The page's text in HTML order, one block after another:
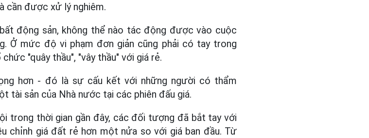
cần được xử lý nghiêm.
động sản, không thể nào tác động được vào cuộc
Ở mức độ vi phạm đơn giản cũng phải có tay trong
"quây thầu", "vây thầu" với giá rẻ.
hơn - đó là sự cấu kết với những người có thẩm
tài sản của Nhà nước tại các phiên đấu giá.
trong thời gian gần đây, các đối tượng đã bắt tay với
chỉnh giá đất rẻ hơn một nửa so với giá ban đầu. Từ